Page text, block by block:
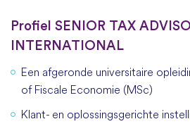
Profiel SENIOR TAX
INTERNATIONAL
Een afgeronde universitaire
of Fiscale Economie (MSc)
Klant- en oplossingsgerichte